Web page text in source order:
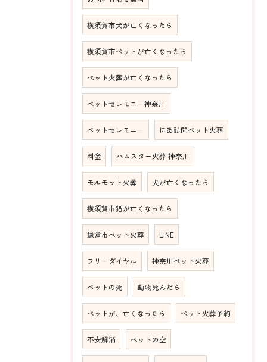
横須賀市犬が亡くなったら
横須賀市ペットが亡くなったら
ペット火葬が亡くなったら
ペットセレモニー神奈川
ペットセレモニー にあ訪問ペット火葬
料金 ハムスター火葬 神奈川
モルモット火葬 犬が亡くなったら
横須賀市猫が亡くなったら
鎌倉市ペット火葬 LINE
フリーダイヤル 神奈川ペット火葬
ペットの死 動物死んだら
ペットが、亡くなったら ペット火葬予約
不安解消 ペットの空